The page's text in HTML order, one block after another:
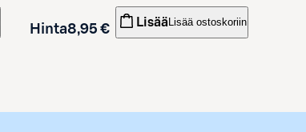
Hinta8,95 € Lisää Lisää ostoskoriin